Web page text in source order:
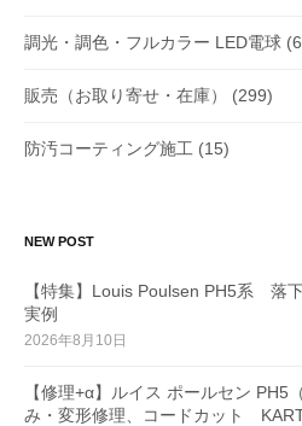
調光・調色・フルカラー LED電球
販売（お取り寄せ・在庫） (299)
防汚コーティング施工 (15)
NEW POST
【特集】Louis Poulsen PH5系 落
実例
2026年8月10日
【修理+α】ルイス ポールセン PH5
み・変形修理、コードカット